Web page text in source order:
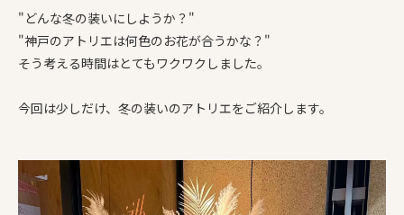
"どんな冬の装いにしようか？"
"神戸のアトリエは何色のお花が合うかな？"
そう考える時間はとてもワクワクしました。
今回は少しだけ、冬の装いのアトリエをご紹介します。